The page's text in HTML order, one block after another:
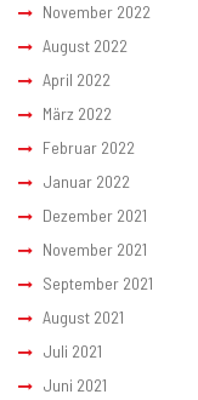
November 2022
August 2022
April 2022
März 2022
Februar 2022
Januar 2022
Dezember 2021
November 2021
September 2021
August 2021
Juli 2021
Juni 2021